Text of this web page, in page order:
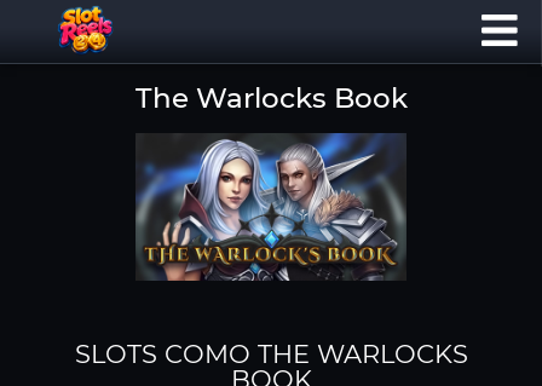
The Warlocks Book
SLOTS COMO THE WARLOCKS
BOOK